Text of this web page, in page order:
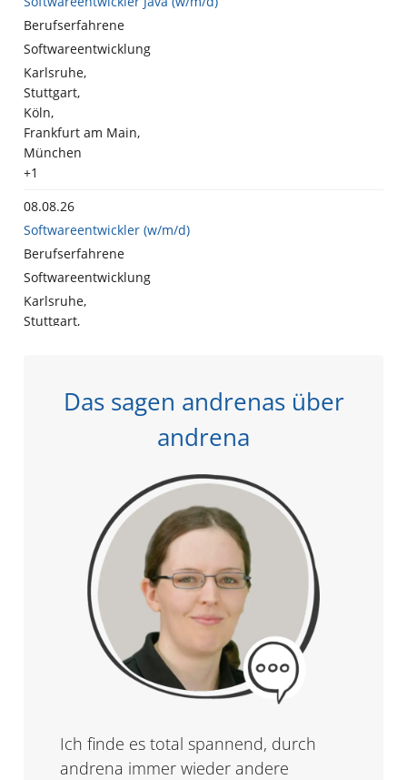
Das sagen andrenas über
andrena
Ich finde es total spannend, durch
andrena immer wieder andere